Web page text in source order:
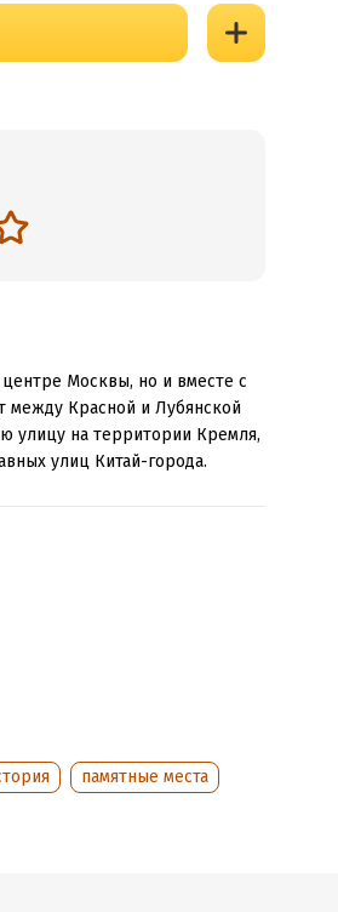
Москвы, но и вместе с
между Красной и Лубянской
улицу на территории Кремля,
улиц Китай-города.
по футболу эти 638
памятные места